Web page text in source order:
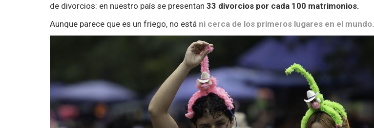
de divorcios: en nuestro país se presentan 33 divorcios por cada 100 matrimonios.
Aunque parece que es un friego, no está ni cerca de los primeros lugares en el mundo.